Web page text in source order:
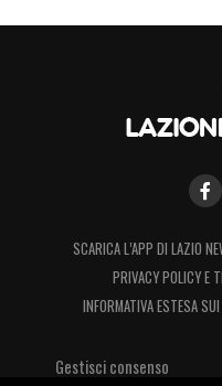
SCARICA L’APP DI LAZIO
PRIVACY POLICY E
INFORMATIVA ESTESA
Gestisci consenso